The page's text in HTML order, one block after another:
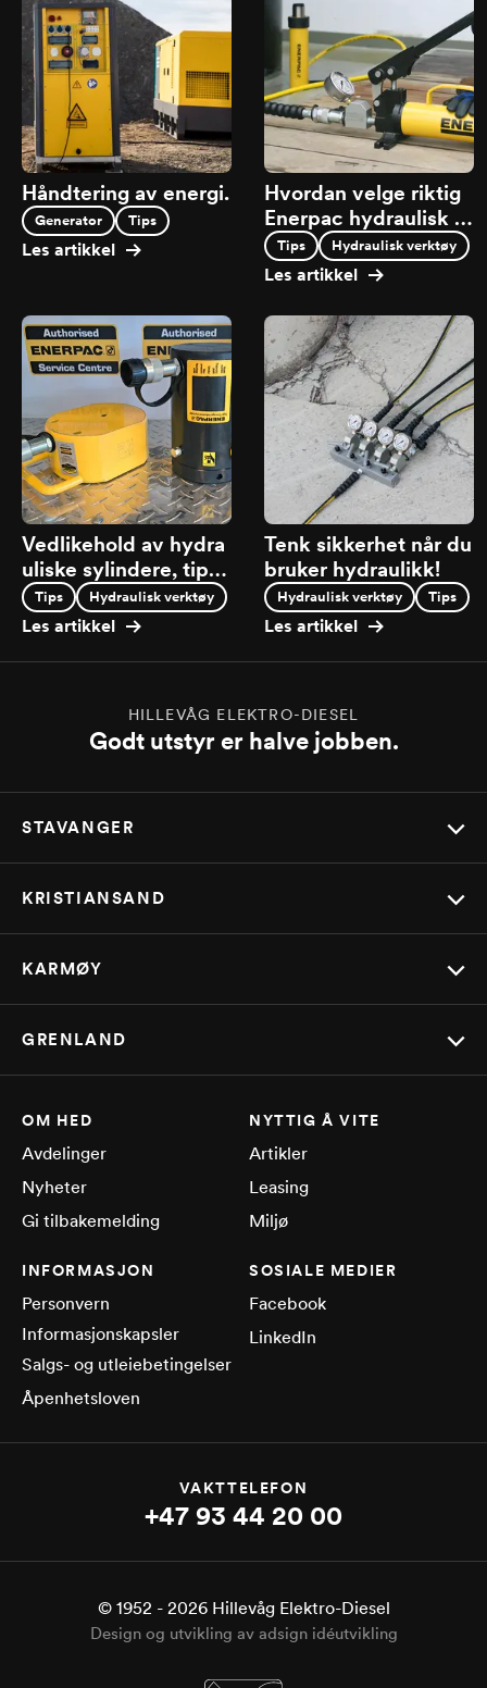
Håndtering av energi.
Generator Tips
Les artikkel
Hvordan velge riktig
Enerpac hydraulisk h
åndpumpe?
Tips Hydraulisk verktøy
Les artikkel
Vedlikehold av hydra
uliske sylindere, tips
og nyttige råd
Tips Hydraulisk verktøy
Les artikkel
Tenk sikkerhet når du
bruker hydraulikk!
Hydraulisk verktøy Tips
Les artikkel
HILLEVÅG ELEKTRO-DIESEL
Godt utstyr er halve jobben.
STAVANGER
KRISTIANSAND
KARMØY
GRENLAND
OM HED
Avdelinger
Nyheter
Gi tilbakemelding
NYTTIG Å VITE
Artikler
Leasing
Miljø
INFORMASJON
Personvern
Informasjonskapsler
Salgs- og utleiebetingelser
Åpenhetsloven
SOSIALE MEDIER
Facebook
LinkedIn
VAKTTELEFON
+47 93 44 20 00
© 1952 - 2026Hillevåg Elektro-Diesel
Design og utvikling av adsign idéutvikling